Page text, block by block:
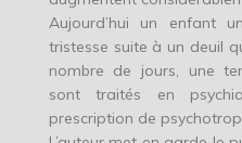
Aujourd’hui un enfant
tristesse suite à un deuil
nombre de jours, une
sont traités en
prescription de